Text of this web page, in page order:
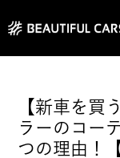
【新車を買
ラーのコー
つの理由！